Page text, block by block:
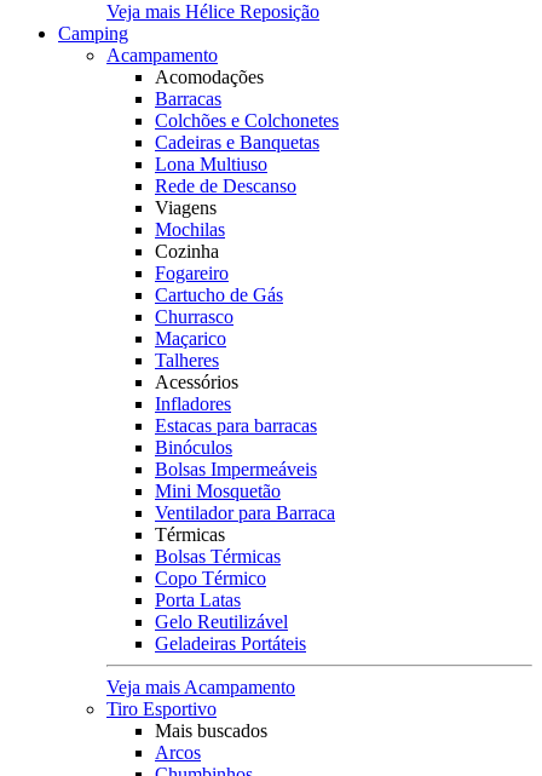
Veja mais Hélice Reposição
Camping
Acampamento
Acomodações
Barracas
Colchões e Colchonetes
Cadeiras e Banquetas
Lona Multiuso
Rede de Descanso
Viagens
Mochilas
Cozinha
Fogareiro
Cartucho de Gás
Churrasco
Maçarico
Talheres
Acessórios
Infladores
Estacas para barracas
Binóculos
Bolsas Impermeáveis
Mini Mosquetão
Ventilador para Barraca
Térmicas
Bolsas Térmicas
Copo Térmico
Porta Latas
Gelo Reutilizável
Geladeiras Portáteis
Veja mais Acampamento
Tiro Esportivo
Mais buscados
Arcos